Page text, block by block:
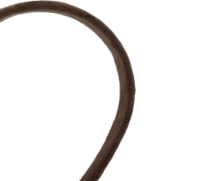
業やカルチャーに与えた影響を探る企
ム産業史
ム史における主要なトピック・タイト
開発者へのインタビューや識者による
歴史が一望できる決定版！
ームクリエイターの青春〜
と箸』等で知られるマンガ家・田中圭
界レポートマンガです。